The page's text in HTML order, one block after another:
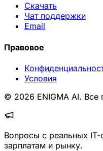
Скачать
Чат поддержки
Email
Правовое
Условия
© 2026 ENIGMA AI. Все
Вопросы с реальных
зарплатам и рынку.